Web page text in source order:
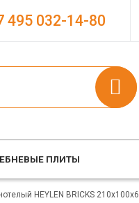
495 032-14-80
ПЛИТЫ
HEYLEN BRICKS